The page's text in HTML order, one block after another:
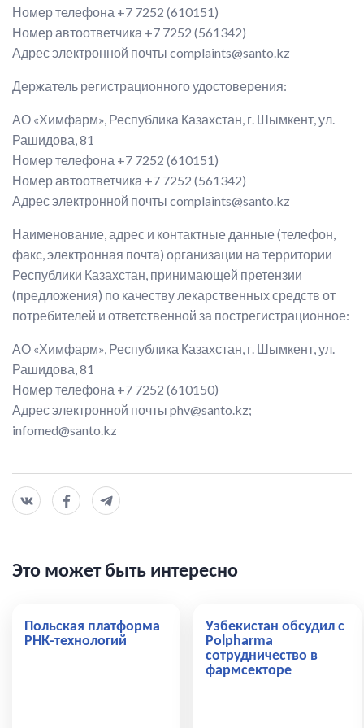
Номер телефона +7 7252 (610151)
Номер автоответчика +7 7252 (561342)
Адрес электронной почты complaints@santo.kz
Держатель регистрационного удостоверения:
АО «Химфарм», Республика Казахстан, г. Шымкент, ул.
Рашидова, 81
Номер телефона +7 7252 (610151)
Номер автоответчика +7 7252 (561342)
Адрес электронной почты complaints@santo.kz
Наименование, адрес и контактные данные (телефон,
факс, электронная почта) организации на территории
Республики Казахстан, принимающей претензии
(предложения) по качеству лекарственных средств от
потребителей и ответственной за пострегистрационное:
АО «Химфарм», Республика Казахстан, г. Шымкент, ул.
Рашидова, 81
Номер телефона +7 7252 (610150)
Адрес электронной почты phv@santo.kz;
infomed@santo.kz
Это может быть интересно
Польская платформа
РНК-технологий
Узбекистан обсудил с
Polpharma
сотрудничество в
фармсекторе